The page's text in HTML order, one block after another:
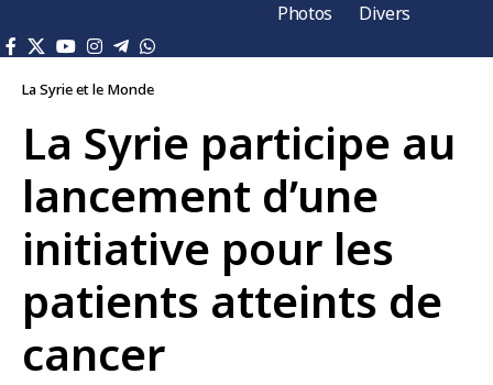
Photos
Divers
La Syrie et le Monde
La Syrie participe au
lancement d’une
initiative pour les
patients atteints de
cancer